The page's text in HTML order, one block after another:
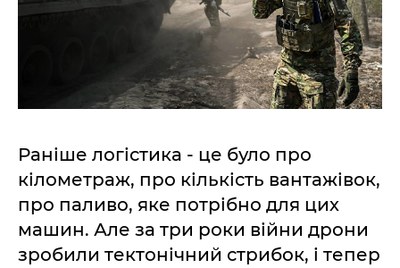
Раніше логістика - це було про
кілометраж, про кількість вантажівок,
про паливо, яке потрібно для цих
машин. Але за три роки війни дрони
зробили тектонічний стрибок, і тепер